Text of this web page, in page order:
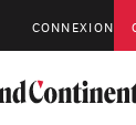
CONNEXION